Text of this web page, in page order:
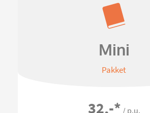
Mini
Pakket
32,-*